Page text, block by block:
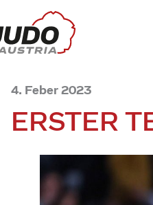
4. Feber 2023
ERSTER